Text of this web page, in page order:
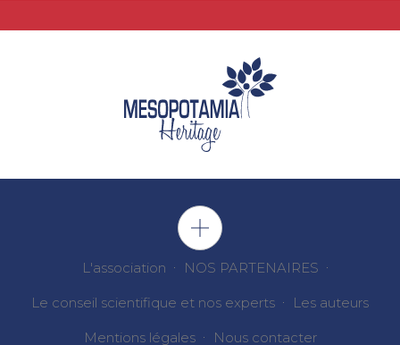
L'association NOS PARTENAIRES
Le conseil scientifique et nos experts Les auteurs
Mentions légales Nous contacter